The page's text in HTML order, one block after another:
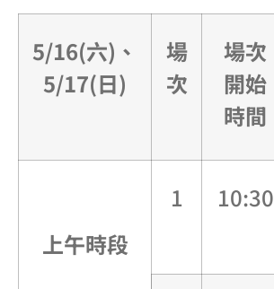
5/16(六)、
5/17(日)
場
次
場次
開始
時間
上午時段
1 10:30